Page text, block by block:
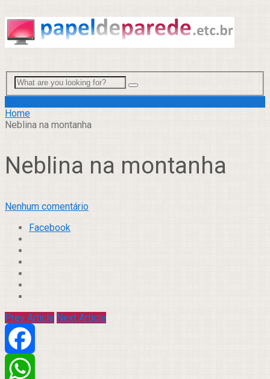
Home
Neblina na montanha
Neblina na montanha
Nenhum comentário
Facebook
Prev Article Next Article
Facebook